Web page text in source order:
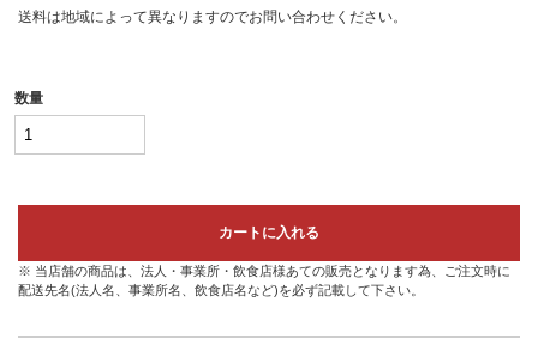
送料は地域によって異なりますのでお問い合わせください。
数量
カートに入れる
※ 当店舗の商品は、法人・事業所・飲食店様あての販売となります為、ご注文時に
配送先名(法人名、事業所名、飲食店名など)を必ず記載して下さい。